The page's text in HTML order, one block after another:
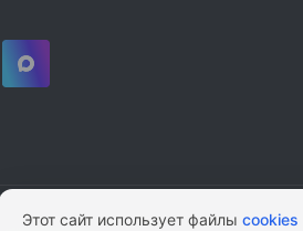
Этот сайт использует файлы cookies